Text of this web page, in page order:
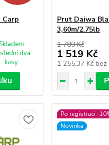
dva
kusy
Prut Daiwa
3,60m/2.75lb
1 789 Kč
1 519 Kč
1 255,37 Kč bez
Po registraci -
Novinka